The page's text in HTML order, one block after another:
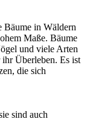
Bäume in Wäldern
Maße. Bäume
und viele Arten
Überleben. Es ist
die sich
sind auch